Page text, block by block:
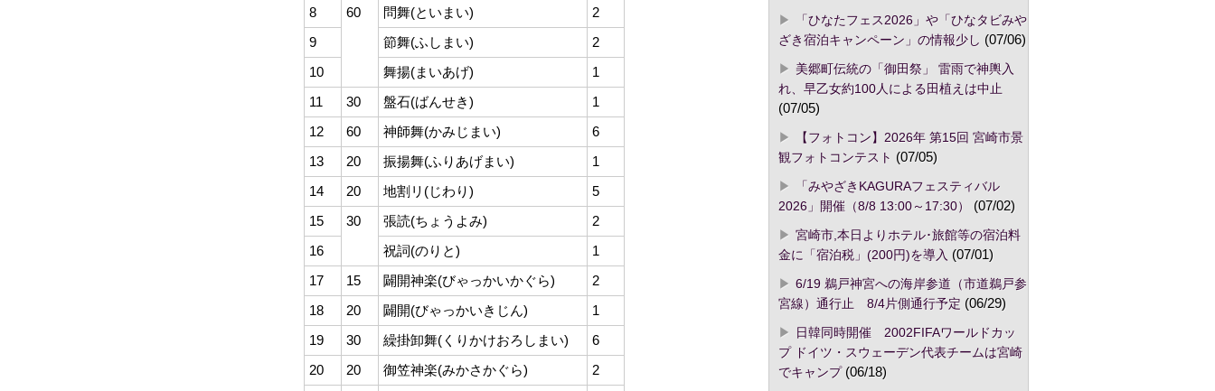
8 60 問舞(といまい) 2
9 節舞(ふしまい) 2
10 舞揚(まいあげ) 1
11 30 盤石(ばんせき) 1
12 60 神師舞(かみじまい) 6
13 20 振揚舞(ふりあげまい) 1
14 20 地割リ(じわり) 5
15 30 張読(ちょうよみ) 2
16 祝詞(のりと) 1
17 15 闢開神楽(びゃっかいかぐら) 2
18 20 闢開(びゃっかいきじん) 1
19 30 繰掛卸舞(くりかけおろしまい) 6
20 20 御笠神楽(みかさかぐら) 2
「ひなたフェス2026」や「ひなタビみや
ざき宿泊キャンペーン」の情報少し (07/06)
美郷町伝統の「御田祭」 雷雨で神輿入
れ、早乙女約100人による田植えは中止
(07/05)
【フォトコン】2026年 第15回 宮崎市景
観フォトコンテスト (07/05)
「みやざきKAGURAフェスティバル
2026」開催（8/8 13:00～17:30）
(07/02)
宮崎市,本日よりホテル･旅館等の宿泊料
金に「宿泊税」(200円)を導入 (07/01)
6/19 鵜戸神宮への海岸参道（市道鵜戸参
宮線）通行止 8/4片側通行予定 (06/29)
日韓同時開催 2002FIFAワールドカッ
プ ドイツ・スウェーデン代表チームは宮崎
でキャンプ(06/18)